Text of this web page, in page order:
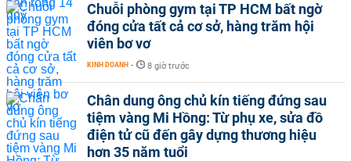
Chuỗi phòng gym tại TP HCM bất ngờ
đóng cửa tất cả cơ sở, hàng trăm hội
viên bơ vơ
KINH DOANH - 8 giờ trước
Chân dung ông chủ kín tiếng đứng sau
tiệm vàng Mi Hồng: Từ phụ xe, sửa đồ
điện tử cũ đến gây dựng thương hiệu
hơn 35 năm tuổi